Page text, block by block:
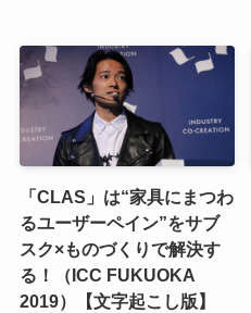
「CLAS」は“家具にまつわ
るユーザーペイン”をサブ
スク×ものづくりで解決す
る！（ICC FUKUOKA
2019）【文字起こし版】